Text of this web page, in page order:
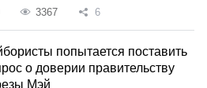
3367 6
попытается поставить
о доверии правительству
Мэй